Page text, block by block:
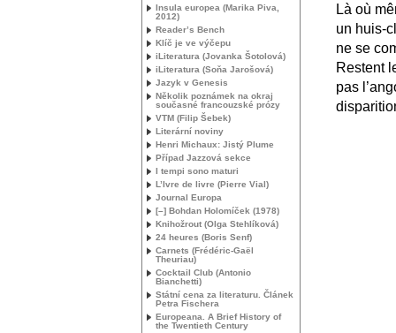
Là où
un huis-
ne se
Restent
pas
Insula europea (Marika Piva,
2012)
Reader’s Bench
Klíč je ve výčepu
iLiteratura (Jovanka Šotolová)
iLiteratura (Soňa Jarošová)
Jazyk v Genesis
Několik poznámek na okraj
současné francouzské prózy
VTM (Filip Šebek)
Literární noviny
Henri Michaux: Jistý Plume
Případ Jazzová sekce
I tempi sono maturi
L’Ivre de livre (Pierre Vial)
Journal Europa
[–] Bohdan Holomíček (1978)
Knihožrout (Olga Stehlíková)
24 heures (Boris Senf)
Carnets (Frédéric-Gaël
Theuriau)
Cocktail Club (Antonio
Bianchetti)
Státní cena za literaturu. Článek
Petra Fischera
Europeana. A Brief History of
the Twentieth Century